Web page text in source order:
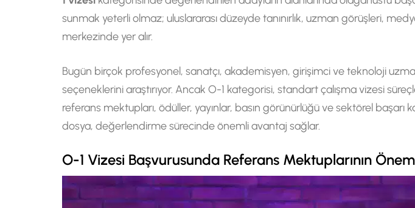
sunmak yeterli olmaz; uluslararası düzeyde tanınırlık, uzman görüşleri,
merkezinde yer alır.
Bugün birçok profesyonel, sanatçı, akademisyen, girişimci ve teknoloji
seçeneklerini araştırıyor. Ancak O-1 kategorisi, standart çalışma vizesi
referans mektupları, ödüller, yayınlar, basın görünürlüğü ve sektörel başarı
dosya, değerlendirme sürecinde önemli avantaj sağlar.
O-1 Vizesi Başvurusunda Referans Mektuplarının